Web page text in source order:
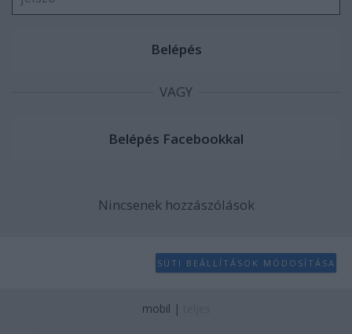
VAGY
Nincsenek hozzászólások
SÜTI BEÁLLÍTÁSOK MÓDOSÍTÁSA
mobil |